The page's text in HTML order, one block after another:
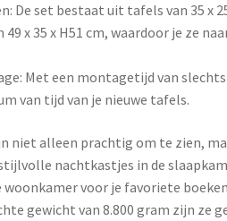
De set bestaat uit tafels van 35 x
49 x 35 x H51 cm, waardoor je ze
Met een montagetijd van
van tijd van je nieuwe tafels.
niet alleen prachtig om te zien,
nachtkastjes in de
voor je favoriete
gewicht van 8.800 gram zijn ze